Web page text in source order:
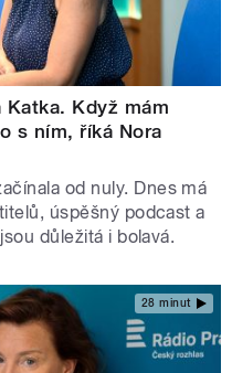
Když mám
s ním, říká Nora
od nuly. Dnes má
úspěšný podcast a
důležitá i bolavá.
28 minut